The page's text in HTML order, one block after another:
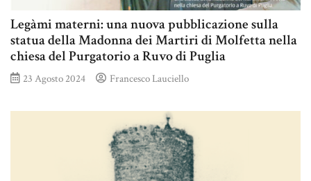
Legàmi materni: una nuova pubblicazione sulla
statua della Madonna dei Martiri di Molfetta nella
chiesa del Purgatorio a Ruvo di Puglia
23 Agosto 2024 Francesco Lauciello